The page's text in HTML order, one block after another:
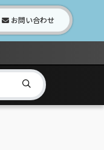
お問い合わせ